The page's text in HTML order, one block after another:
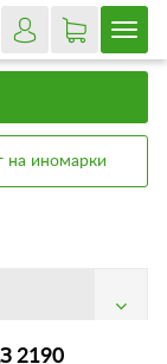
на иномарки
2190